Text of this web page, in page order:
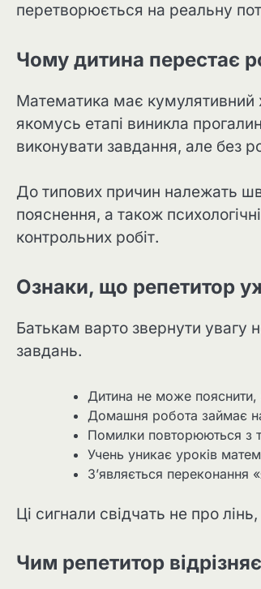
перетворюється на реальну
Чому дитина перестає
Математика має кумулятивний
якомусь етапі виникла
виконувати завдання, але без
До типових причин належать
пояснення, а також
контрольних робіт.
Ознаки, що репетитор
Батькам варто звернути увагу
завдань.
Дитина не може пояснити,
Домашня робота займає
Помилки повторюються з
Учень уникає уроків
З’являється переконання
Ці сигнали свідчать не про
Чим репетитор